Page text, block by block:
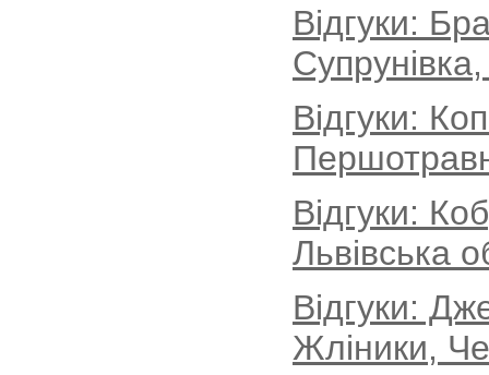
Відгуки:
Відгуки:
Відгуки:
Львівська
Відгуки:
Жліники,